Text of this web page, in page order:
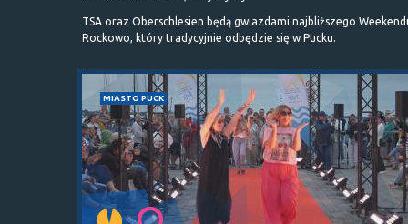
TSA oraz Oberschlesien będą gwiazdami najbliższego
Rockowo, który tradycyjnie odbędzie się w Pucku.
MIASTO PUCK